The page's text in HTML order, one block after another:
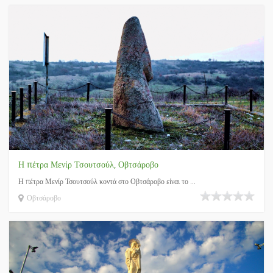
Η πέτρα Μενίρ Τσουτσούλ, Οβτσάροβο
Η πέτρα Μενίρ Τσουτσούλ κοντά στο Οβτσάροβο είναι το ...
Οβτσάροβο